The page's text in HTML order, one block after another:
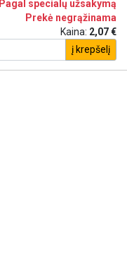
Pagal specialų užsakymą
Prekė negrąžinama
Kaina: 2,07 €
į krepšelį